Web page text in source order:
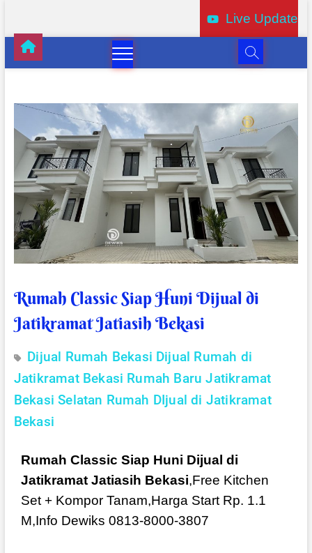
Live Update
Rumah Classic Siap Huni Dijual di
Jatikramat Jatiasih Bekasi
Dijual Rumah Bekasi Dijual Rumah di
Jatikramat Bekasi Rumah Baru Jatikramat
Bekasi Selatan Rumah DIjual di Jatikramat
Bekasi
Rumah Classic Siap Huni Dijual di
Jatikramat Jatiasih Bekasi,Free Kitchen
Set + Kompor Tanam,Harga Start Rp. 1.1
M,Info Dewiks 0813-8000-3807